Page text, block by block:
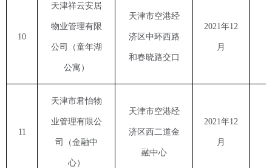
10
天津祥云安居
物业管理有限
公司（童年湖
公寓）
天津市空港经
济区中环西路
和春晓路交口
2021 年12
月
11
天津市君怡物
业管理有限公
司（金融中
心）
天津市空港经
济区西二道金
融中心
2021 年12
月